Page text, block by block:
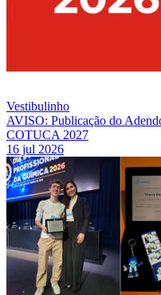
Vestibulinho
AVISO: Publicação do
COTUCA 2027
16 jul 2026